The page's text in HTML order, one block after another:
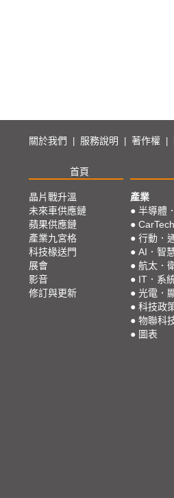
關於我們 服務說明 著作權
首頁
晶片戰升溫
未來車供應鏈
蘋果供應鏈
產業九宮格
科技椽送門
展會
影音
修訂與更新
產業
● 半導體
●
● 行動．
● AI．智
● 航太．
● IT．系
● 光電．
● 科技政
● 物聯科
● 圖表